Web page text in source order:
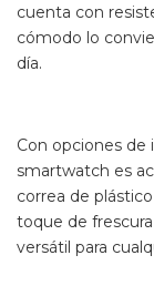
cuenta con
cómodo lo
día.
Con opciones de
smartwatch es
correa de
toque de
versátil para